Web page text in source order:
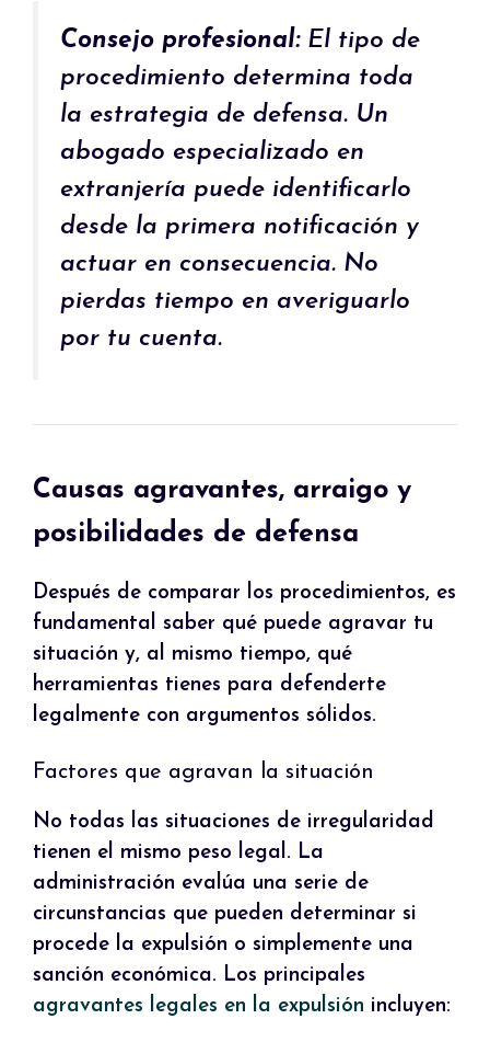
Consejo profesional:El tipo de
procedimiento determina toda
la estrategia de defensa. Un
abogado especializado en
extranjería puede identificarlo
desde la primera notificación y
actuar en consecuencia. No
pierdas tiempo en averiguarlo
por tu cuenta.
Causas agravantes, arraigo y
posibilidades de defensa
Después de comparar los procedimientos, es
fundamental saber qué puede agravar tu
situación y, al mismo tiempo, qué
herramientas tienes para defenderte
legalmente con argumentos sólidos.
Factores que agravan la situación
No todas las situaciones de irregularidad
tienen el mismo peso legal. La
administración evalúa una serie de
circunstancias que pueden determinar si
procede la expulsión o simplemente una
sanción económica. Los principales
agravantes legales en la expulsión incluyen: